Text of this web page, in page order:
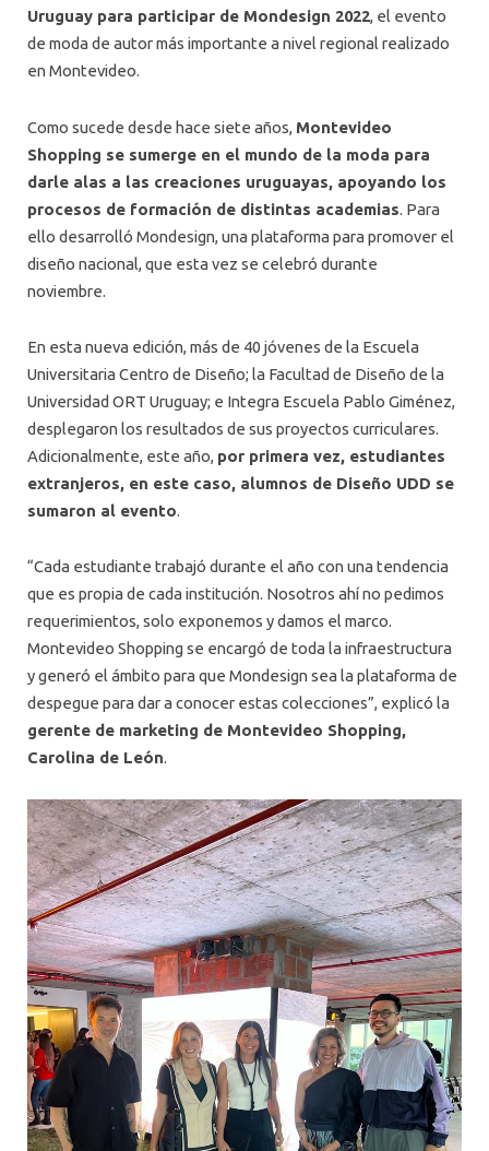
Uruguay para participar de Mondesign 2022, el evento
de moda de autor más importante a nivel regional realizado
en Montevideo.
Como sucede desde hace siete años, Montevideo
Shopping se sumerge en el mundo de la moda para
darle alas a las creaciones uruguayas, apoyando los
procesos de formación de distintas academias. Para
ello desarrolló Mondesign, una plataforma para promover el
diseño nacional, que esta vez se celebró durante
noviembre.
En esta nueva edición, más de 40 jóvenes de la Escuela
Universitaria Centro de Diseño; la Facultad de Diseño de la
Universidad ORT Uruguay; e Integra Escuela Pablo Giménez,
desplegaron los resultados de sus proyectos curriculares.
Adicionalmente, este año, por primera vez, estudiantes
extranjeros, en este caso, alumnos de Diseño UDD se
sumaron al evento.
“Cada estudiante trabajó durante el año con una tendencia
que es propia de cada institución. Nosotros ahí no pedimos
requerimientos, solo exponemos y damos el marco.
Montevideo Shopping se encargó de toda la infraestructura
y generó el ámbito para que Mondesign sea la plataforma de
despegue para dar a conocer estas colecciones”, explicó la
gerente de marketing de Montevideo Shopping,
Carolina de León.